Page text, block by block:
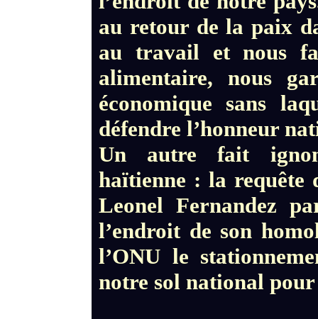
au retour de la paix
au travail et nous
alimentaire, nous
économique sans
défendre l’honneur
Un autre fait
haïtienne : la requête
Leonel Fernandez
l’endroit de son
l’ONU le
notre sol national